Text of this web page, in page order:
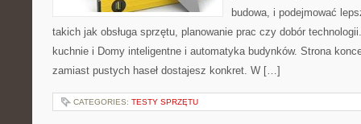
budowa, i podejmować
takich jak obsługa sprzętu, planowanie prac czy dobór
kuchnie i Domy inteligentne i automatyka budynków. Strona
zamiast pustych haseł dostajesz konkret. W […]
CATEGORIES: TESTY SPRZĘTU